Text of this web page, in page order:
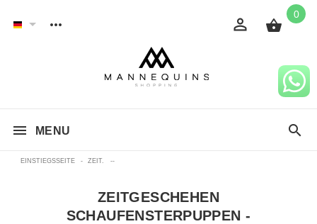
0
MENU
EINSTIEGSSEITE - ZEIT. --
ZEITGESCHEHEN
SCHAUFENSTERPUPPEN -